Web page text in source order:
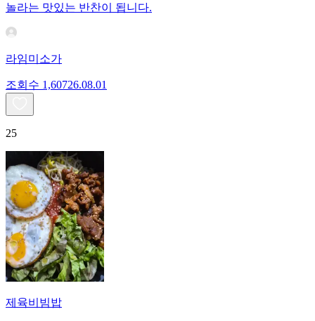
놀라는 맛있는 반찬이 됩니다.
라임미소가
조회수 1,60726.08.01
25
제육비빔밥